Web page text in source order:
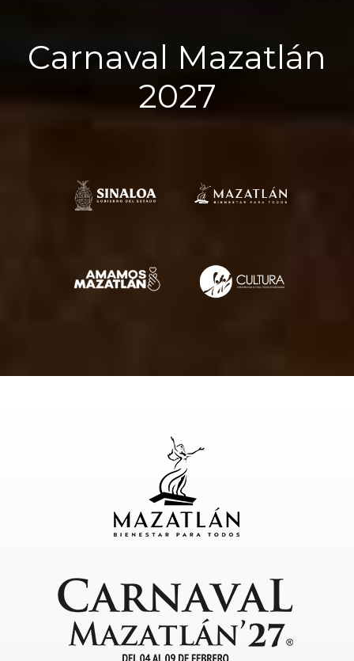
Carnaval Mazatlán
2027